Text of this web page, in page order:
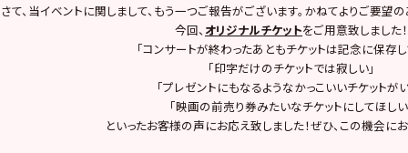
さて、当イベントに関しまして、もう一つご報告がございます。かねてよりご要望
今回、 オリジナルチケットをご用意致しました！
「コンサートが終わったあともチケットは記念に保存し
「印字だけのチケットでは寂しい」
「プレゼントにもなるようなかっこいいチケットが
「映画の前売り券みたいなチケットにしてほしい
といったお客様の声にお応え致しました！ぜひ、この機会に